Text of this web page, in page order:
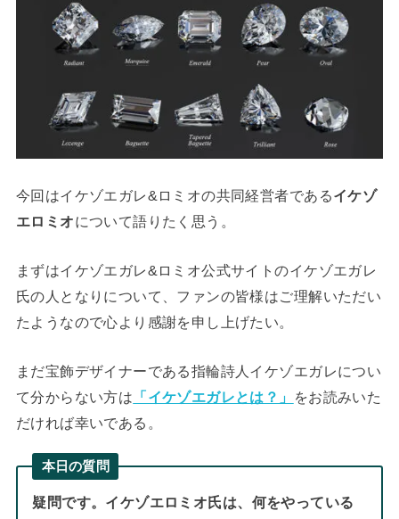
今回はイケゾエガレ&ロミオの共同経営者であるイケゾ
エロミオについて語りたく思う。
まずはイケゾエガレ&ロミオ公式サイトのイケゾエガレ
氏の人となりについて、ファンの皆様はご理解いただい
たようなので心より感謝を申し上げたい。
まだ宝飾デザイナーである指輪詩人イケゾエガレについ
て分からない方は 「イケゾエガレとは？」
をお読みいた
だければ幸いである。
本日の質問
疑問です。イケゾエロミオ氏は、何をやっている